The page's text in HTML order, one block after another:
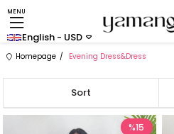
MENU
English - USD
Homepage Evening Dress&Dress
Sort
%15